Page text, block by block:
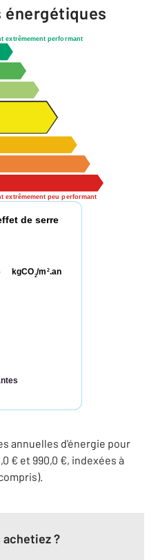
énergétiques
extrêmement performant
extrêmement peu performant
de serre
kgCO2/m 2.an
annuelles d'énergie pour
€ et 990,0 €, indexées à
achetiez ?